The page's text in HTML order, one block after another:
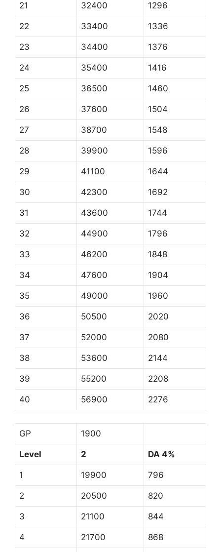
21 32400 1296
22 33400 1336
23 34400 1376
24 35400 1416
25 36500 1460
26 37600 1504
27 38700 1548
28 39900 1596
29 41100 1644
30 42300 1692
31 43600 1744
32 44900 1796
33 46200 1848
34 47600 1904
35 49000 1960
36 50500 2020
37 52000 2080
38 53600 2144
39 55200 2208
40 56900 2276
GP 1900
Level 2 DA 4%
1 19900 796
2 20500 820
3 21100 844
4 21700 868